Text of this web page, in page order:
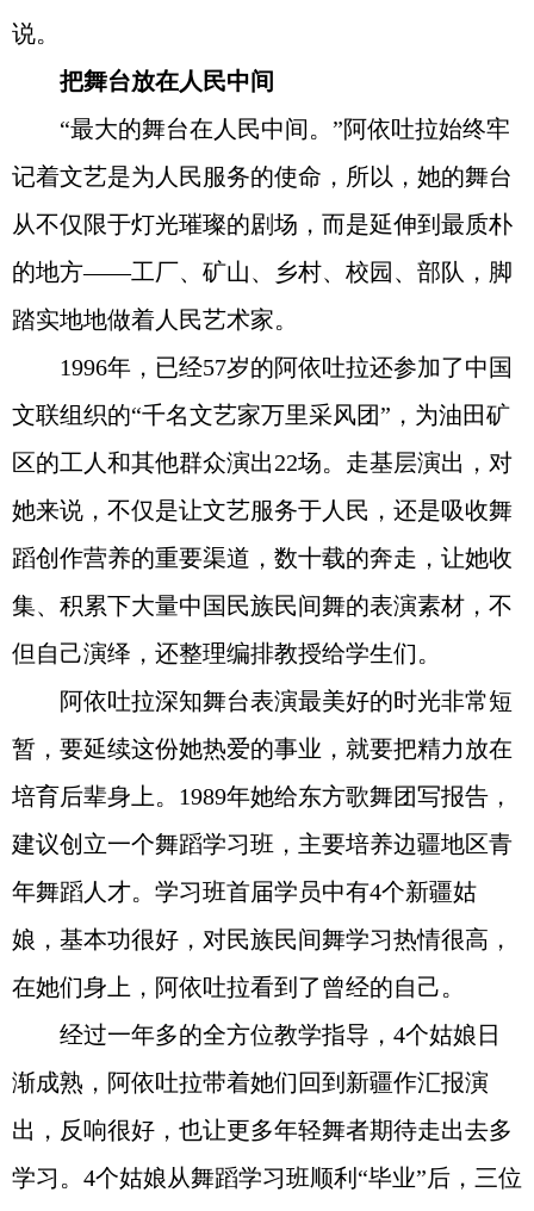
说。
把舞台放在人民中间
“最大的舞台在人民中间。”阿依吐拉始终牢
记着文艺是为人民服务的使命，所以，她的舞台
从不仅限于灯光璀璨的剧场，而是延伸到最质朴
的地方——工厂、矿山、乡村、校园、部队，脚
踏实地地做着人民艺术家。
1996年，已经57岁的阿依吐拉还参加了中国
文联组织的“千名文艺家万里采风团”，为油田矿
区的工人和其他群众演出22场。走基层演出，对
她来说，不仅是让文艺服务于人民，还是吸收舞
蹈创作营养的重要渠道，数十载的奔走，让她收
集、积累下大量中国民族民间舞的表演素材，不
但自己演绎，还整理编排教授给学生们。
阿依吐拉深知舞台表演最美好的时光非常短
暂，要延续这份她热爱的事业，就要把精力放在
培育后辈身上。1989年她给东方歌舞团写报告，
建议创立一个舞蹈学习班，主要培养边疆地区青
年舞蹈人才。学习班首届学员中有4个新疆姑
娘，基本功很好，对民族民间舞学习热情很高，
在她们身上，阿依吐拉看到了曾经的自己。
经过一年多的全方位教学指导，4个姑娘日
渐成熟，阿依吐拉带着她们回到新疆作汇报演
出，反响很好，也让更多年轻舞者期待走出去多
学习。4个姑娘从舞蹈学习班顺利“毕业”后，三位